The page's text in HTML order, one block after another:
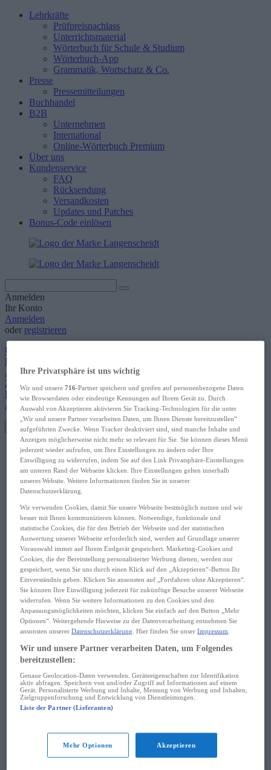
Lehrkräfte
Prüfpreisnachlass
Unterrichtsmaterial
Wörterbuch für Schule & Studium
Wörterbuch-App
Grammatik, Wortschatz & Co.
Presse
Pressemitteilungen
Buchhandel
B2B
Unternehmen
International
Online-Wörterbuch Premium
Über uns
Kundenservice
FAQ
Rücksendung
Versandkosten
Updates und Patches
Bonus-Code einlösen
Anmelden
Ihr Konto
Anmelden
oder registrieren
Übersicht
Persönliches Profil
Adressen
Zahlungsarten
Bestellungen
Abonnements
Toggle navigation
Englisch
Schule & Studium
Wörterbuch
Wortschatz
Grammatik
Hören & Sprechen
Lektüre
Lernhilfen
Selbstlernen
Wörterbuch
Sprachkurs
Wortschatz
Grammatik
Hören & Sprechen
Lektüre
Sprachführer
Reise
Wörterbuch
Sprachkurs
Sprachführer
Business
Wörterbuch
Sprachkurs
Hören & Sprechen
Kinder
Ihre Privatsphäre ist uns wichtig
Wir und unsere716-Partner speichern und greifen auf personenbezogene Daten
wie Browserdaten oder eindeutige Kennungen auf Ihrem Gerät zu. Durch
Auswahl von Akzeptieren aktivieren Sie Tracking-Technologien für die unter
„Wir und unsere Partner verarbeiten Daten, um Ihnen Dienste bereitzustellen“
aufgeführten Zwecke. Wenn Tracker deaktiviert sind, sind manche Inhalte und
Anzeigen möglicherweise nicht mehr so relevant für Sie. Sie können dieses Menü
jederzeit wieder aufrufen, um Ihre Einstellungen zu ändern oder Ihre
Einwilligung zu widerrufen, indem Sie auf den Link Privatsphäre-Einstellungen
am unteren Rand der Webseite klicken. Ihre Einstellungen gelten innerhalb
unseres Website. Weitere Informationen finden Sie in unserer
Datenschutzerklärung.
Wir verwenden Cookies, damit Sie unsere Webseite bestmöglich nutzen und wir
besser mit Ihnen kommunizieren können. Notwendige, funktionale und
statistische Cookies, die für den Betrieb der Webseite und der statistischen
Auswertung unserer Webseite erforderlich sind, werden auf Grundlage unserer
Vorauswahl immer auf Ihrem Endgerät gespeichert. Marketing-Cookies und
Cookies, die der Bereitstellung personalisierter Werbung dienen, werden nur
gespeichert, wenn Sie uns durch einen Klick auf den „Akzeptieren“-Button Ihr
Einverständnis geben. Klicken Sie ansonsten auf „Fortfahren ohne Akzeptieren“.
Sie können Ihre Einwilligung jederzeit für zukünftige Besuche unserer Webseite
widerrufen. Wenn Sie weitere Informationen zu den Cookies und den
Anpassungsmöglichkeiten möchten, klicken Sie einfach auf den Button „Mehr
Optionen“. Weitergehende Hinweise zu der Datenverarbeitung entnehmen Sie
ansonsten unsererDatenschutzerklärung . Hier finden Sie unserImpressum
Wir und unsere Partner verarbeiten Daten, um Folgendes
bereitzustellen:
Genaue Geolocation-Daten verwenden. Geräteeigenschaften zur Identifikation
aktiv abfragen. Speichern von und/oder Zugriff auf Informationen auf einem
Gerät. Personalisierte Werbung und Inhalte, Messung von Werbung und Inhalten,
Zielgruppenforschung und Entwicklung von Dienstleistungen.
Liste der Partner (Lieferanten)
Mehr Optionen Akzeptieren